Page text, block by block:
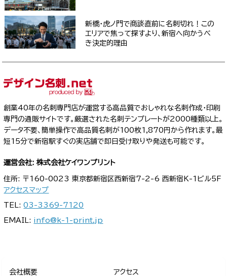
新橋・虎ノ門で商談直前に名刺切れ！この
エリアで焦って探すより、新宿へ向かうべ
き決定的理由
創業40年の名刺専門店が運営する高品質でおしゃれな名刺作成・印刷
専門の通販サイトです。厳選された名刺テンプレートが2000種類以上。
データ不要、簡単操作で高品質名刺が100枚1,870円から作れます。最
短15分で新宿駅すぐの実店舗で即日受け取りや発送も可能です。
運営会社: 株式会社ケイワンプリント
住所: 〒160-0023 東京都新宿区西新宿7-2-6 西新宿K-1ビル5F
アクセスマップ
TEL:03-3369-7120
EMAIL: info@k-1-print.jp
会社概要 アクセス